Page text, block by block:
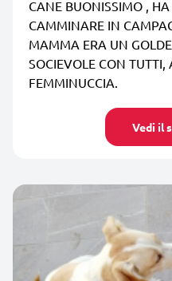
CANE BUONISSIMO ,
CAMMINARE IN
MAMMA ERA UN
SOCIEVOLE CON TUTTI,
FEMMINUCCIA.
Vedi il